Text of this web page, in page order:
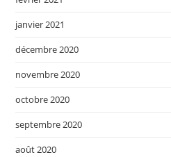
janvier 2021
décembre 2020
novembre 2020
octobre 2020
septembre 2020
août 2020